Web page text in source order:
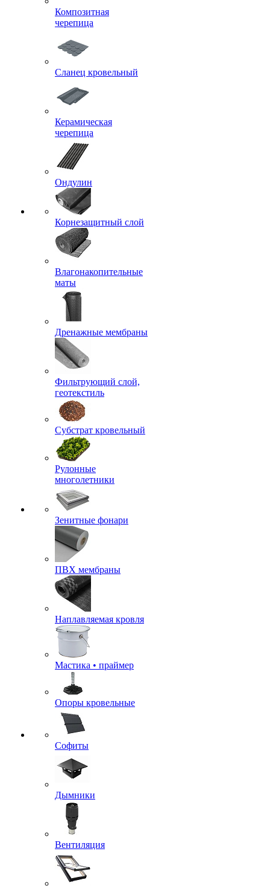
Композитная
черепица
Сланец кровельный
Керамическая
черепица
Ондулин
Корнезащитный слой
Влагонакопительные
маты
Дренажные мембраны
Фильтрующий слой,
геотекстиль
Субстрат кровельный
Рулонные
многолетники
Зенитные фонари
ПВХ мембраны
Наплавляемая кровля
Мастика • праймер
Опоры кровельные
Софиты
Дымники
Вентиляция